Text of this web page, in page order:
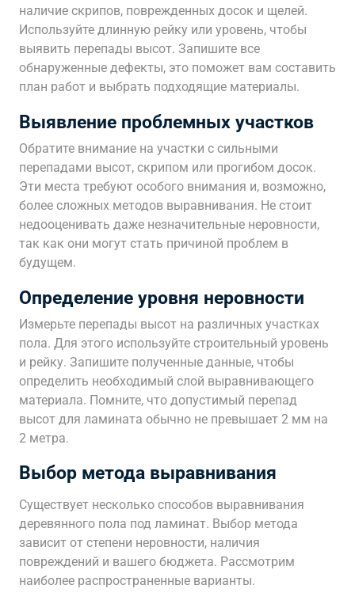
наличие скрипов, поврежденных досок и щелей.
Используйте длинную рейку или уровень, чтобы
выявить перепады высот. Запишите все
обнаруженные дефекты, это поможет вам составить
план работ и выбрать подходящие материалы.
Выявление проблемных участков
Обратите внимание на участки с сильными
перепадами высот, скрипом или прогибом досок.
Эти места требуют особого внимания и, возможно,
более сложных методов выравнивания. Не стоит
недооценивать даже незначительные неровности,
так как они могут стать причиной проблем в
будущем.
Определение уровня неровности
Измерьте перепады высот на различных участках
пола. Для этого используйте строительный уровень
и рейку. Запишите полученные данные, чтобы
определить необходимый слой выравнивающего
материала. Помните, что допустимый перепад
высот для ламината обычно не превышает 2 мм на
2 метра.
Выбор метода выравнивания
Существует несколько способов выравнивания
деревянного пола под ламинат. Выбор метода
зависит от степени неровности, наличия
повреждений и вашего бюджета. Рассмотрим
наиболее распространенные варианты.